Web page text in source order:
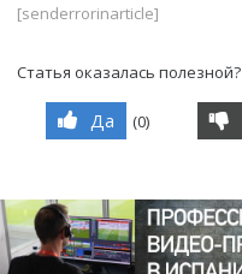
[senderrorinarticle]
Статья оказалась полезной?
Да (0)